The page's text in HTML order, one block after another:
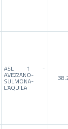
ASL 1 -
AVEZZANO-
SULMONA-
L'AQUILA